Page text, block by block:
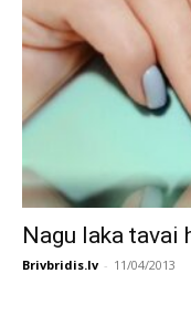
Nagu laka tavai
Brivbridis.lv - 11/04/2013